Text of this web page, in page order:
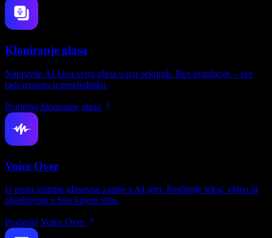
Kloniranje glasa
Napravite AI klon svog glasa u par sekundi. Bez instalacije – sve
radi izravno u pregledniku.
Pogledaj kloniranje glasa
Voice Over
U trenu snimite glasovne zapise s AI-jem. Pročitajte tekst, video ili
objašnjenja u bilo kojem stilu.
Pogledaj Voice Over